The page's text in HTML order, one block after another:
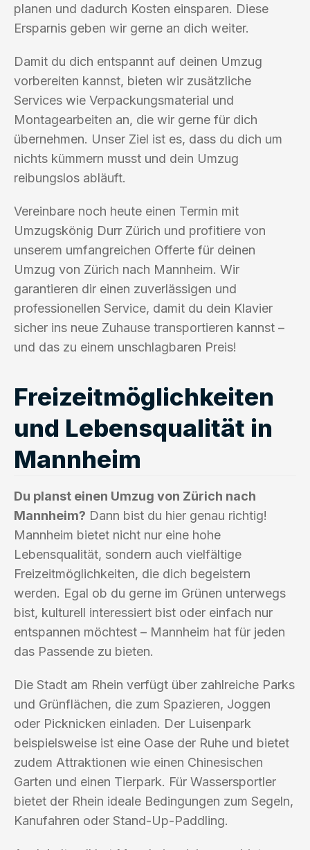
planen und dadurch Kosten einsparen. Diese
Ersparnis geben wir gerne an dich weiter.
Damit du dich entspannt auf deinen Umzug
vorbereiten kannst, bieten wir zusätzliche
Services wie Verpackungsmaterial und
Montagearbeiten an, die wir gerne für dich
übernehmen. Unser Ziel ist es, dass du dich um
nichts kümmern musst und dein Umzug
reibungslos abläuft.
Vereinbare noch heute einen Termin mit
Umzugskönig Durr Zürich und profitiere von
unserem umfangreichen Offerte für deinen
Umzug von Zürich nach Mannheim. Wir
garantieren dir einen zuverlässigen und
professionellen Service, damit du dein Klavier
sicher ins neue Zuhause transportieren kannst –
und das zu einem unschlagbaren Preis!
Freizeitmöglichkeiten
und Lebensqualität in
Mannheim
Du planst einen Umzug von Zürich nach
Mannheim? Dann bist du hier genau richtig!
Mannheim bietet nicht nur eine hohe
Lebensqualität, sondern auch vielfältige
Freizeitmöglichkeiten, die dich begeistern
werden. Egal ob du gerne im Grünen unterwegs
bist, kulturell interessiert bist oder einfach nur
entspannen möchtest – Mannheim hat für jeden
das Passende zu bieten.
Die Stadt am Rhein verfügt über zahlreiche Parks
und Grünflächen, die zum Spazieren, Joggen
oder Picknicken einladen. Der Luisenpark
beispielsweise ist eine Oase der Ruhe und bietet
zudem Attraktionen wie einen Chinesischen
Garten und einen Tierpark. Für Wassersportler
bietet der Rhein ideale Bedingungen zum Segeln,
Kanufahren oder Stand-Up-Paddling.